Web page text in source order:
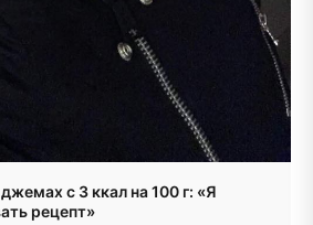
с 3 ккал на 100 г: «Я
рецепт»